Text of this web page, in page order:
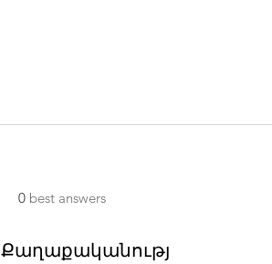
0 best answers
Քաղաքականությ